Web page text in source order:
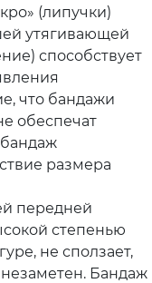
(липучки)
утягивающей
способствует
что бандажи
обеспечат
размера
передней
степенью
не сползает,
Бандаж